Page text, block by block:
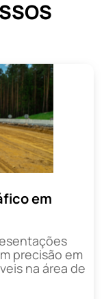
em
precisão em
na área de